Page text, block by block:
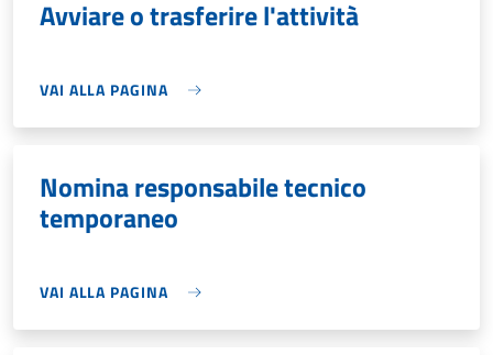
Avviare o trasferire l'attività
VAI ALLA PAGINA
Nomina responsabile tecnico
temporaneo
VAI ALLA PAGINA